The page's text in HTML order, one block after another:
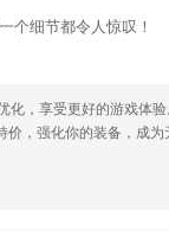
户的健康问题，还可以
怎么减轻2265孩子压
费看，下载预读随身带
中国的职场精英们创
个细节都令人惊叹！
化，享受更好的游戏体验
价，强化你的装备，成为